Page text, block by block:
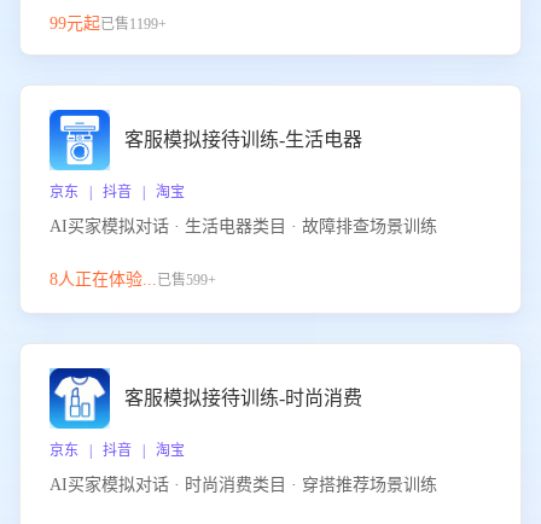
服能力。
99元起已售1199+
客服模拟接待训练-生活电器
京东 | 抖音 | 淘宝
AI买家模拟对话 · 生活电器类目 · 故障排查场景训练
8人正在体验...已售599+
客服模拟接待训练-时尚消费
京东 | 抖音 | 淘宝
AI买家模拟对话 · 时尚消费类目 · 穿搭推荐场景训练